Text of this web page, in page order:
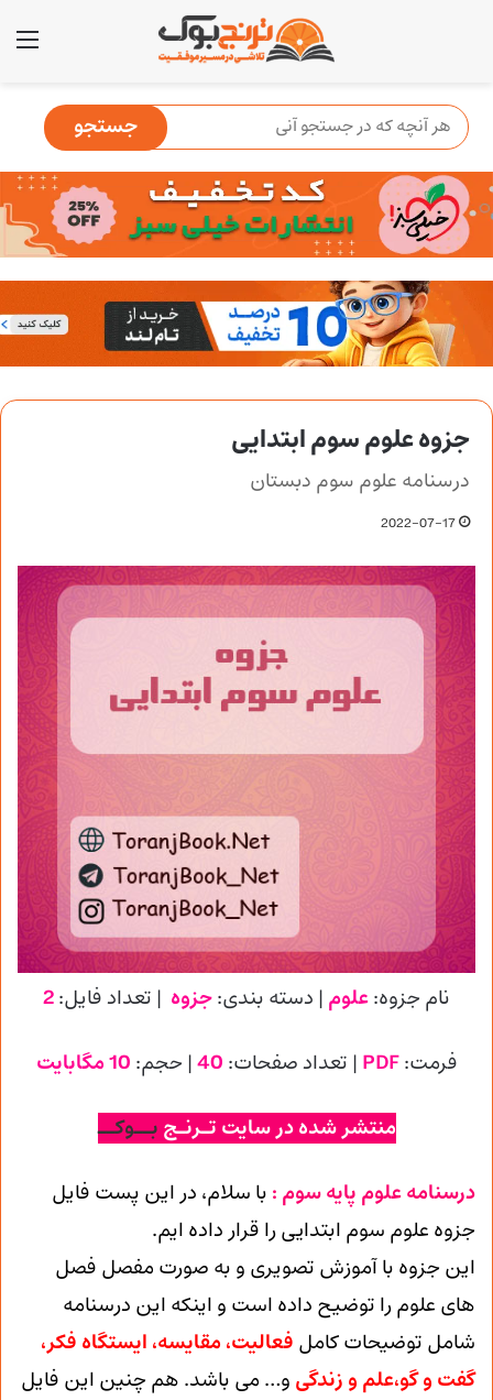
جزوه علوم سوم ابتدایی
درسنامه علوم سوم دبستان
2022-07-17
نام جزوه:علوم | دسته بندی:جزوه | تعداد فایل:
فرمت:PDF | تعداد صفحات: 40| حجم: 10 مگابایت
منتشر شده در سایت تـرنـج بــوکــ
درسنامه علوم پایه سوم : با سلام، در این پست فایل
جزوه علوم سوم ابتدایی را قرار داده ایم.
این جزوه با آموزش تصویری و به صورت مفصل فصل
های علوم را توضیح داده است و اینکه این درسنامه
شامل توضیحات کامل فعالیت، مقایسه، ایستگاه فکر،
گفت و گو،علم و زندگی و… می باشد. هم چنین این فایل